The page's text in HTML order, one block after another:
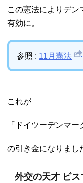
この憲法によりデン
有効に。
参照 : 11月憲法
これが
「ドイツーデンマー
の引き金になりまし
外交の天才 ビス